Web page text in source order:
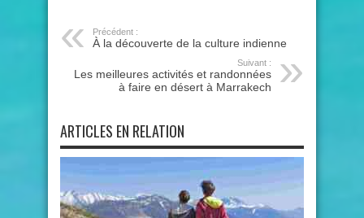
Précédent :
À la découverte de la culture indienne
Suivant :
Les meilleures activités et randonnées
à faire en désert à Marrakech
ARTICLES EN RELATION